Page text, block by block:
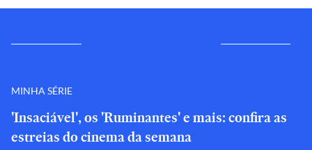
MINHA SÉRIE
'Insaciável', os 'Ruminantes' e mais: confira as
estreias do cinema da semana